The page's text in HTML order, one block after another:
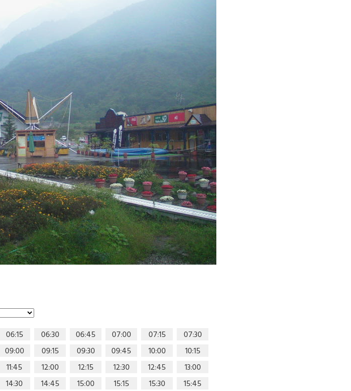
06:15 06:30 06:45 07:00 07:15
07:30
09:00 09:15 09:30 09:45 10:00
10:15
11:45 12:00 12:15 12:30 12:45
13:00
14:30 14:45 15:00 15:15 15:30
15:45